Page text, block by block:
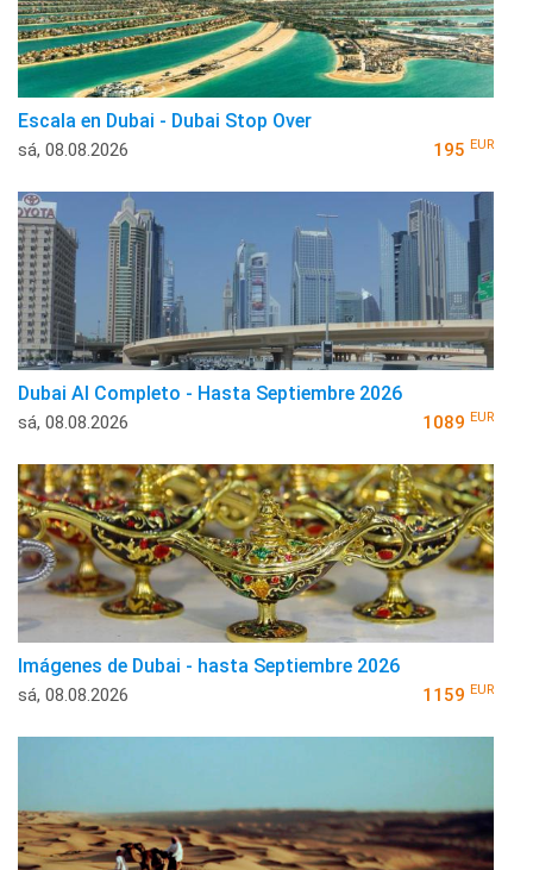
Escala en Dubai - Dubai Stop Over
sá, 08.08.2026 195 EUR
Dubai Al Completo - Hasta Septiembre 2026
sá, 08.08.2026 1089 EUR
Imágenes de Dubai - hasta Septiembre 2026
sá, 08.08.2026 1159 EUR